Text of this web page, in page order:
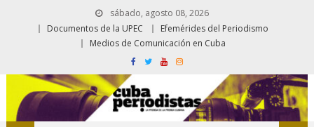
sábado, agosto 08, 2026
Documentos de la UPEC
Efemérides del Periodismo
Medios de Comunicación en Cuba